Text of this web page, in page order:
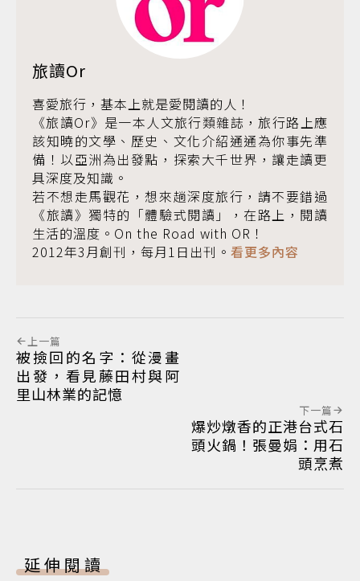
旅讀Or
喜愛旅行，基本上就是愛閱讀的人！
《旅讀Or》是一本人文旅行類雜誌，旅行路上應
該知曉的文學、歷史、文化介紹通通為你事先準
備！以亞洲為出發點，探索大千世界，讓走讀更
具深度及知識。
若不想走馬觀花，想來趟深度旅行，請不要錯過
《旅讀》獨特的「體驗式閱讀」，在路上，閱讀
生活的溫度。On the Road with OR！
2012年3月創刊，每月1日出刊。 看更多內容
上一篇
被撿回的名字：從漫畫
出發，看見藤田村與阿
里山林業的記憶
下一篇
爆炒燉香的正港台式石
頭火鍋！張曼娟：用石
頭烹煮
延伸閱讀